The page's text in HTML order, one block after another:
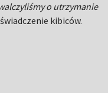
o utrzymanie
kibiców.